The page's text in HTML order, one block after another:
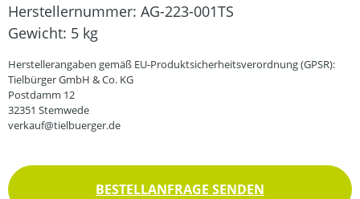
Herstellernummer: AG-223-001TS
Gewicht: 5 kg
Herstellerangaben gemäß EU-Produktsicherheitsverordnung (GPSR):
Tielbürger GmbH & Co. KG
Postdamm 12
32351 Stemwede
verkauf@tielbuerger.de
BESTELLANFRAGE SENDEN